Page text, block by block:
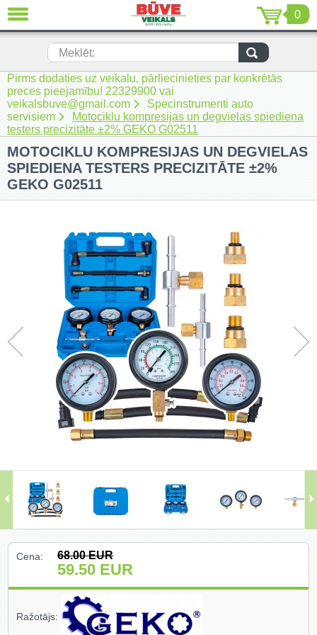
0
Meklēt:
Pirms dodaties uz veikalu, pārliecinieties par konkrētās
preces pieejamību! 22329900 vai
veikalsbuve@gmail.com
Specinstrumenti auto
servisiem
Motociklu kompresijas un degvielas spiediena
testers precizitāte ±2% GEKO G02511
MOTOCIKLU KOMPRESIJAS UN DEGVIELAS
SPIEDIENA TESTERS PRECIZITĀTE ±2%
GEKO G02511
Cena: 68.00EUR
59.50 EUR
Ražotājs:
AIZVĒRT
Jaunumi (230)
Akumulatora instrumenti (205)
Akumulatoru lādētāji un piederumi
(116)
Auto ķīmija un piederumi kopšanai
(22)
Celtniecības tehnika (51)
Elektroinstrumenti (69)
Rokas elektroinstrumenti (2)
Darbagaldi (47)
Darbarīki (91)
Darbarīki (1)
Darba apģērbi ()
Darbarīki ar benzīna motoru (68)
Dārza un meža tehnika (399)
Dimanta griešanas un slīpēšanas
diski (204)
Elektromotori (2)